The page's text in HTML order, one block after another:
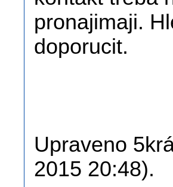
pronajimaji.
doporucit.
Upraveno
2015 20:48).